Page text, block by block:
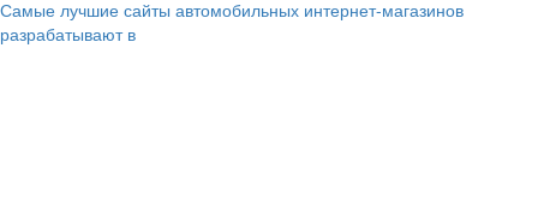
Самые лучшие сайты автомобильных интернет-магазинов
разрабатывают в